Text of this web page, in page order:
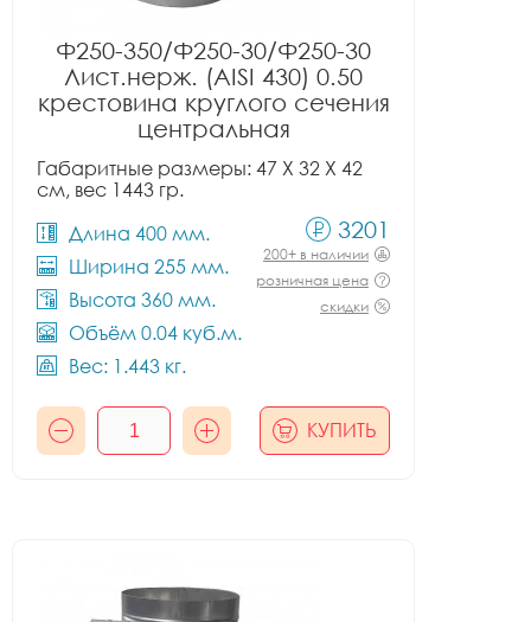
Ф250-350/Ф250-30/Ф250-30
Лист.нерж. (AISI 430) 0.50
крестовина круглого сечения
центральная
Габаритные размеры: 47 X 32 X 42
см, вес 1443 гр.
Длина 400 мм.
Ширина 255 мм.
Высота 360 мм.
Объём 0.04 куб.м.
Вес: 1.443 кг.
3201
200+ в наличии
розничная цена
скидки
КУПИТЬ